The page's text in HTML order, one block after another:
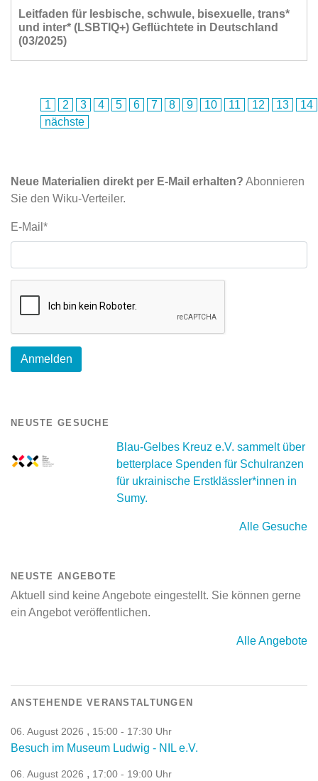
Leitfaden für lesbische, schwule, bisexuelle, trans*
und inter* (LSBTIQ+) Geflüchtete in Deutschland
(03/2025)
1 2 3 4 5 6 7 8 9 10 11 12 13
14
nächste
Neue Materialien direkt per E-Mail erhalten? Abonnieren
Sie den Wiku-Verteiler.
E-Mail*
NEUSTE GESUCHE
Blau-Gelbes Kreuz e.V. sammelt über
betterplace Spenden für Schulranzen
für ukrainische Erstklässler*innen in
Sumy.
Alle Gesuche
NEUSTE ANGEBOTE
Aktuell sind keine Angebote eingestellt. Sie können gerne
ein Angebot veröffentlichen.
Alle Angebote
ANSTEHENDE VERANSTALTUNGEN
06. August 2026 , 15:00 - 17:30 Uhr
Besuch im Museum Ludwig - NIL e.V.
06. August 2026 , 17:00 - 19:00 Uhr